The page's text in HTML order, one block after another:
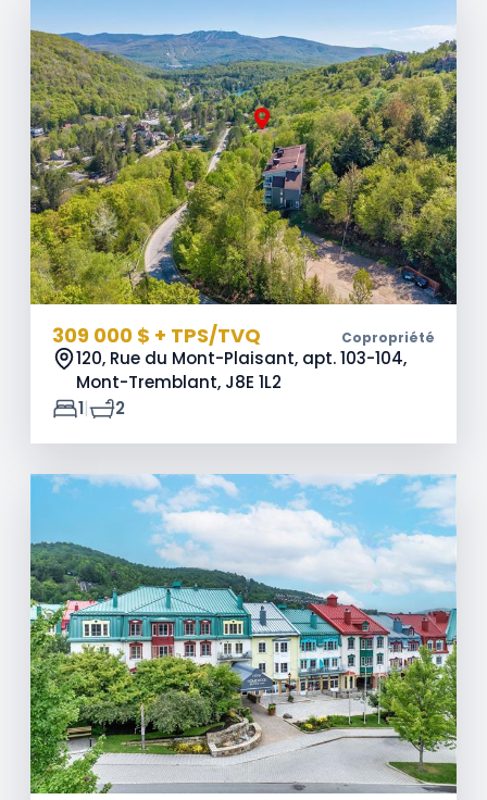
309 000 $ + TPS/TVQ Copropriété
120, Rue du Mont-Plaisant, apt. 103-104,
Mont-Tremblant, J8E 1L2
1| 2